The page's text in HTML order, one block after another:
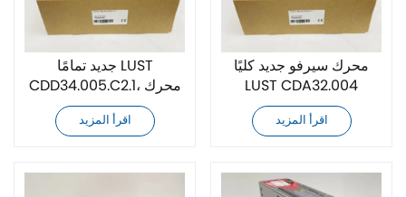
جديد تمامًا LUST
CDD34.005.C2.1، محرك
سيرفو PC1
اقرأ المزيد
محرك سيرفو جديد كليًا
LUST CDA32.004
اقرأ المزيد